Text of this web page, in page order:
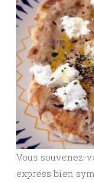
Vous souvenez-
express bien